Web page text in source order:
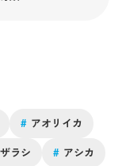
# アオリイカ
ラシ # アシカ